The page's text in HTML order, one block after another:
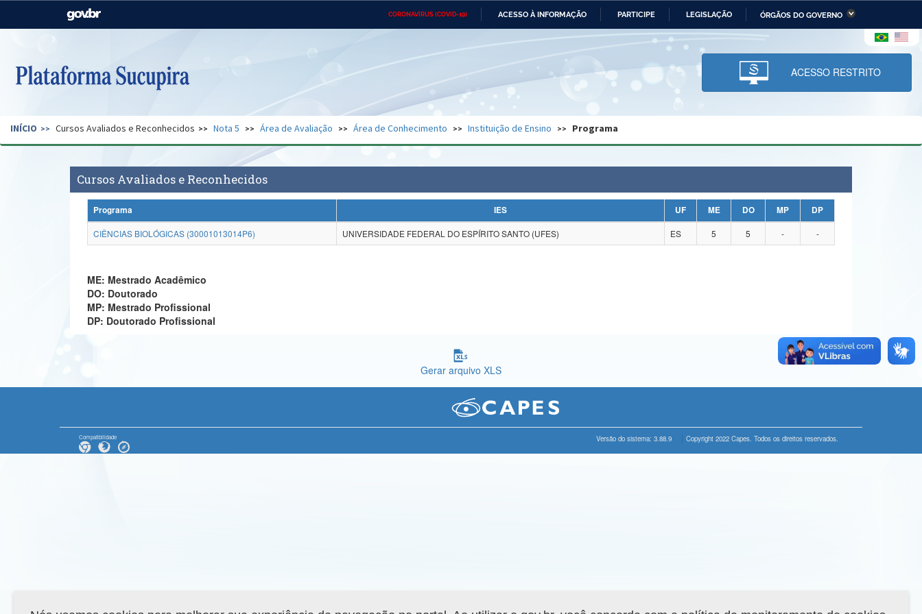
CORONAVÍRUS (COVID-19) ACESSO À INFORMAÇÃO PARTICIPE LEGISLAÇÃO ÓRGÃOS DO GOVERNO
Casa Civil Ministério das Relações Ministério da Economia Ministério da Infraestrutura
Pecuária e Abastecimento
Ministério da Ciência,
Tecnologia, Inovações e
Comunicações
Ministério do Desenvolvimento
Regional e dos Direitos Humanos
Secretaria de Governo Gabinete de Segurança Advocacia-Geral da União Banco Central do Brasil Planalto
ACESSO RESTRITO
INÍCIO Cursos Avaliados e Reconhecidos Nota 5 Área de Avaliação Área de Conhecimento Instituição de Ensino Programa
Cursos Avaliados e Reconhecidos
Programa IES UF ME DO MP
DP
CIÊNCIAS BIOLÓGICAS (30001013014P6)
UNIVERSIDADE FEDERAL DO ESPÍRITO SANTO (UFES) ES 5 5 - -
ME: Mestrado Acadêmico
DO: Doutorado
MP: Mestrado Profissional
DP: Doutorado Profissional
Gerar arquivo XLS
Compatibilidade Versão do sistema: 3.88.9 Copyright 2022 Capes. Todos os direitos reservados.